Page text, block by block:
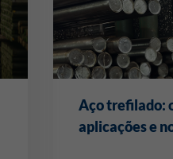
Aço trefilado:
aplicações e